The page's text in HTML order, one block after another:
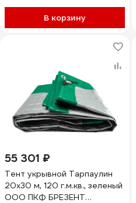
В корзину
55 301 ₽
Тент укрывной Тарпаулин
20х30 м, 120 г.м.кв., зеленый
ООО ПКФ БРЕЗЕНТ